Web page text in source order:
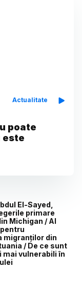
Actualitate
poate
este
El-Sayed,
primare
Michigan / Al
migranților din
/ De ce sunt
vulnerabili în